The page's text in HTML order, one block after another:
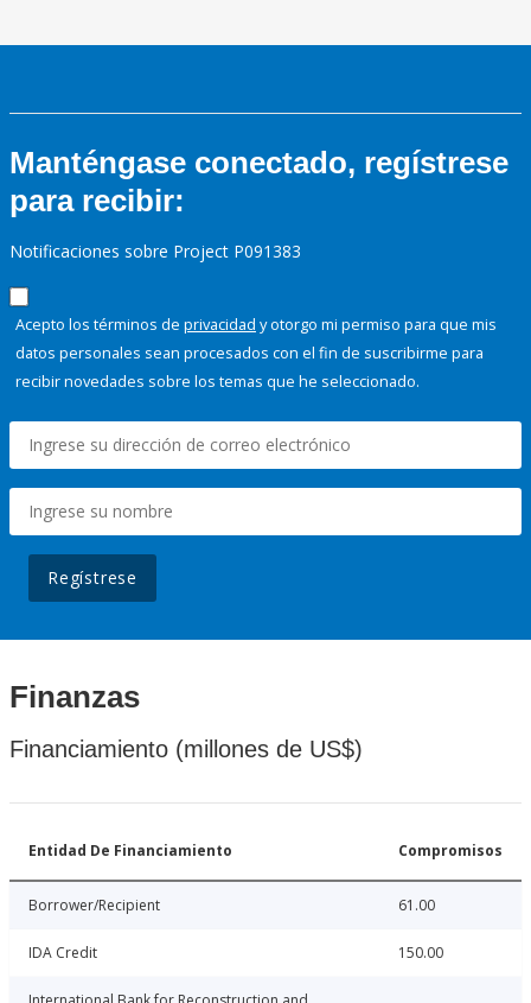
Manténgase conectado, regístrese
para recibir:
Notificaciones sobre Project P091383
Acepto los términos de privacidad y otorgo mi permiso para que mis
datos personales sean procesados con el fin de suscribirme para
recibir novedades sobre los temas que he seleccionado.
Regístrese
Finanzas
Financiamiento (millones de US$)
Entidad De Financiamiento Compromisos
Borrower/Recipient 61.00
IDA Credit 150.00